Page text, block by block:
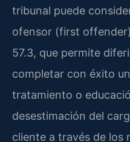
tribunal puede
ofensor (first
57.3, que permite
completar con éxito
tratamiento o
desestimación del
cliente a través de los